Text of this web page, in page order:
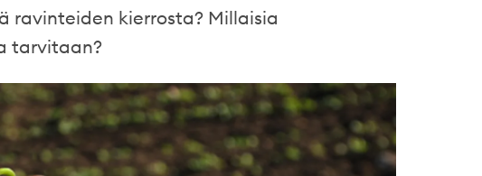
ravinteiden kierrosta? Millaisia
tarvitaan?